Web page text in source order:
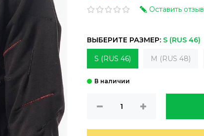
Оставить отзыв
ВЫБЕРИТЕ РАЗМЕР: S (RUS 46)
S (RUS 46) M (RUS 48)